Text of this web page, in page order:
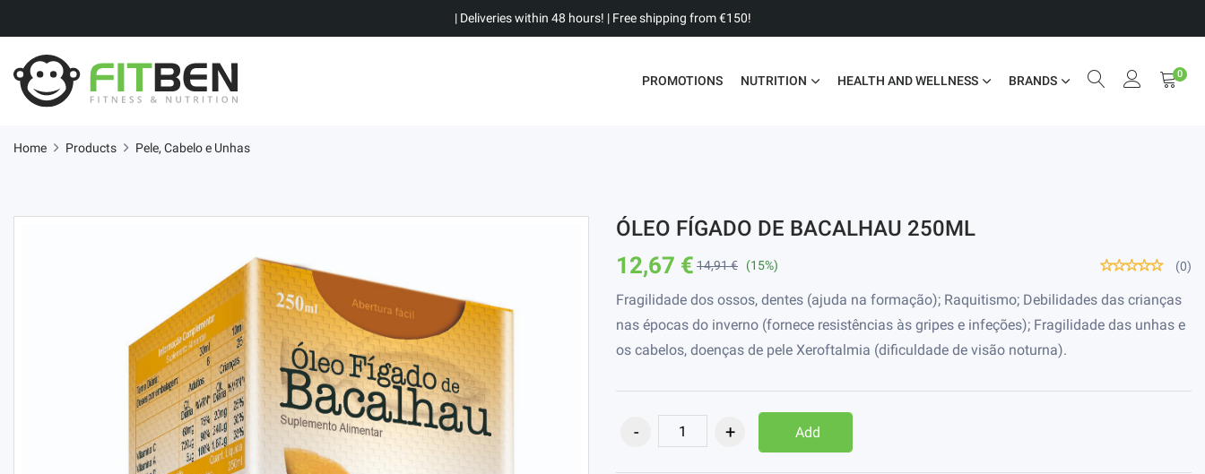
| Deliveries within 48 hours! | Free shipping from €150!
PROMOTIONS NUTRITION HEALTH AND WELLNESS BRANDS 0
Home Products Pele, Cabelo e Unhas
ÓLEO FÍGADO DE BACALHAU 250ML
12,67 € 14,91 € (15%) (0)
Fragilidade dos ossos, dentes (ajuda na formação); Raquitismo; Debilidades das crianças
nas épocas do inverno (fornece resistências às gripes e infeções); Fragilidade das unhas e
os cabelos, doenças de pele Xeroftalmia (dificuldade de visão noturna).
Add